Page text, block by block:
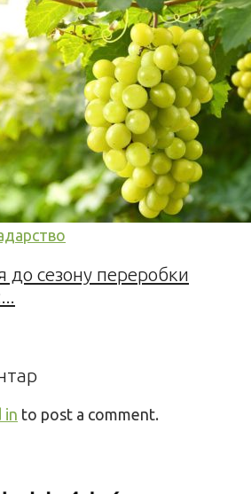
до сезону переробки
in to post a comment.